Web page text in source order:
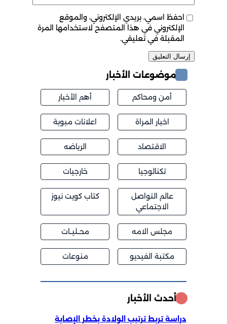
احفظ اسمي، بريدي الإلكتروني، والموقع
الإلكتروني في هذا المتصفح لاستخدامها المرة
المقبلة في تعليقي.
موضوعات الأخبار
أمن ومحاكم أهم الأخبار
اخبار المراة اعلانات مبوبة
الاقتصاد الرياضه
تكنالوجيا خارجيات
عالم التواصل
الاجتماعي
كتاب كويت نيوز
مجلس الامه محــليــات
مكتبة الفيديو منوعات
أحدث الأخبار
دراسة تربط ترتيب الولادة بخطر الإصابة